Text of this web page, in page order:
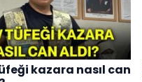
kazara nasıl can